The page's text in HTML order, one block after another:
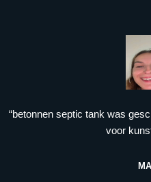
“betonnen septic tank was
voor